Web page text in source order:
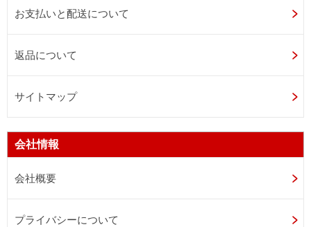
お支払いと配送について
返品について
サイトマップ
会社情報
会社概要
プライバシーについて